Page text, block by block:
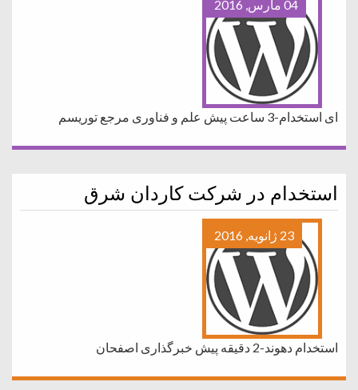
04 مارس, 2016
ای استخدام-3 ساعت پیش علم و فناوری مرجع توریسم
استخدام در شرکت کاردان شرق
23 ژانویه, 2016
استخدام دهوند-2 دقیقه پیش خبرگذاری اصفحان